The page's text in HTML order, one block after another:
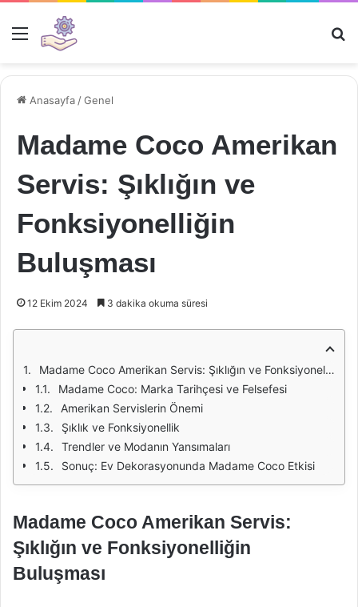
Menü
Anasayfa /Genel
Madame Coco Amerikan
Servis: Şıklığın ve
Fonksiyonelliğin
Buluşması
12 Ekim 2024 3 dakika okuma süresi
Madame Coco Amerikan Servis: Şıklığın ve Fonksiyonelliğin Buluşması
Madame Coco: Marka Tarihçesi ve Felsefesi
Amerikan Servislerin Önemi
Şıklık ve Fonksiyonellik
Trendler ve Modanın Yansımaları
Sonuç: Ev Dekorasyonunda Madame Coco Etkisi
Madame Coco Amerikan Servis:
Şıklığın ve Fonksiyonelliğin
Buluşması